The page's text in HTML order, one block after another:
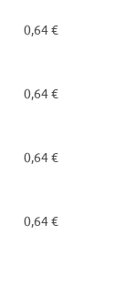
0,64 €
0,64 €
0,64 €
0,64 €